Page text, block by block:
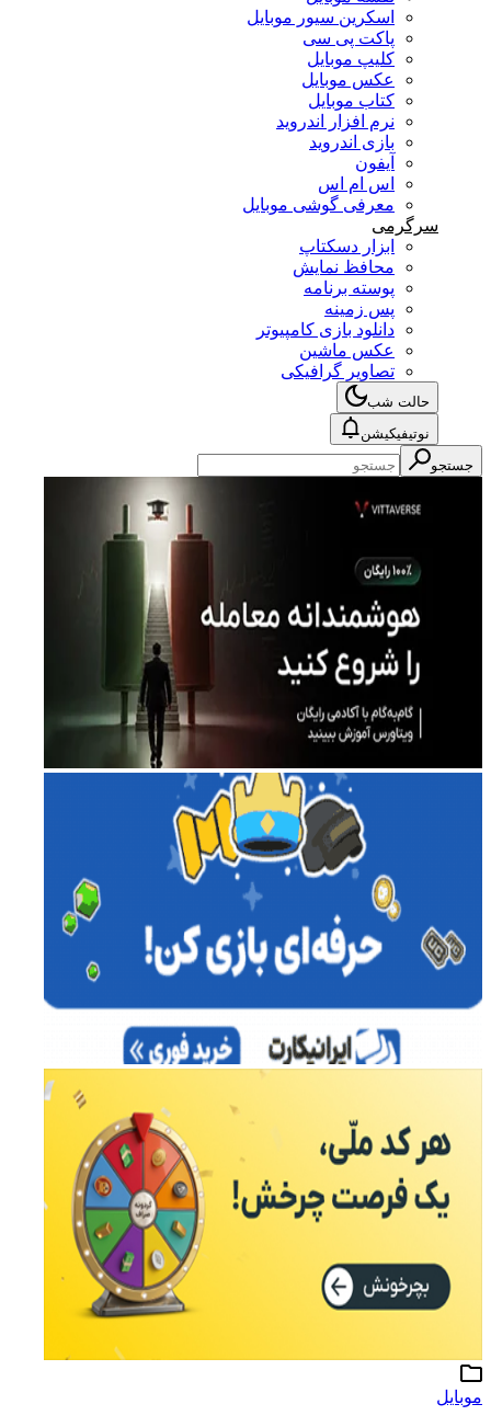
اسکرین سیور موبایل
پاکت پی سی
کلیپ موبایل
عکس موبایل
کتاب موبایل
نرم افزار اندروید
بازی اندروید
آیفون
اس ام اس
معرفی گوشی موبایل
سرگرمی
ابزار دسکتاپ
محافظ نمایش
پوسته برنامه
پس زمینه
دانلود بازی کامپیوتر
عکس ماشین
تصاویر گرافیکی
حالت شب
نوتیفیکیشن
جستجو
موبایل